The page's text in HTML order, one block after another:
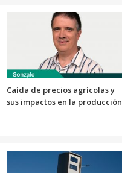
Caída de precios agrícolas y
sus impactos en la producción